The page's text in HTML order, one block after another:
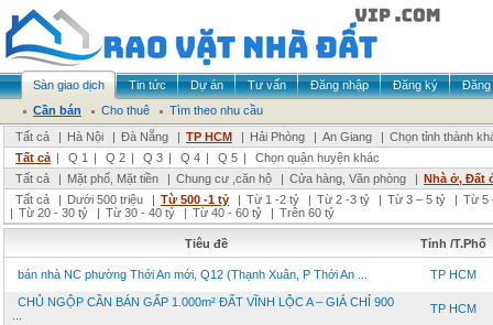
Sàn giao dịch Tin tức Dự án Tư vấn Đăng nhập Đăng ký
Đăng
Cần bán
Cho thuê
Tìm theo nhu cầu
Tất cả
| Hà Nội | Đà Nẵng | TP HCM | Hải Phòng | An Giang | Chọn tỉnh thành
Tất cả | Q 1 | Q 2 | Q 3 | Q 4 | Q 5 |
Chọn quận huyện khác
Tất cả
| Mặt phố, Mặt tiền | Chung cư ,căn hộ | Cửa hàng, Văn phòng | Nhà ở, Đất
Tất cả
| Dưới 500 triệu | Từ 500 -1 tỷ | Từ 1 -2 tỷ | Từ 2 -3 tỷ | Từ 3 – 5 tỷ | Từ 5
| Từ 20 - 30 tỷ | Từ 30 - 40 tỷ | Từ 40 - 60 tỷ | Trên 60 tỷ
Tiêu đề Tỉnh /T.Phố
bán nhà NC phường Thới An mới, Q12 (Thạnh Xuân, P Thới An ... TP HCM
CHỦ NGỘP CẦN BÁN GẤP 1.000m² ĐẤT VĨNH LỘC A – GIÁ CHỈ 900
TP HCM